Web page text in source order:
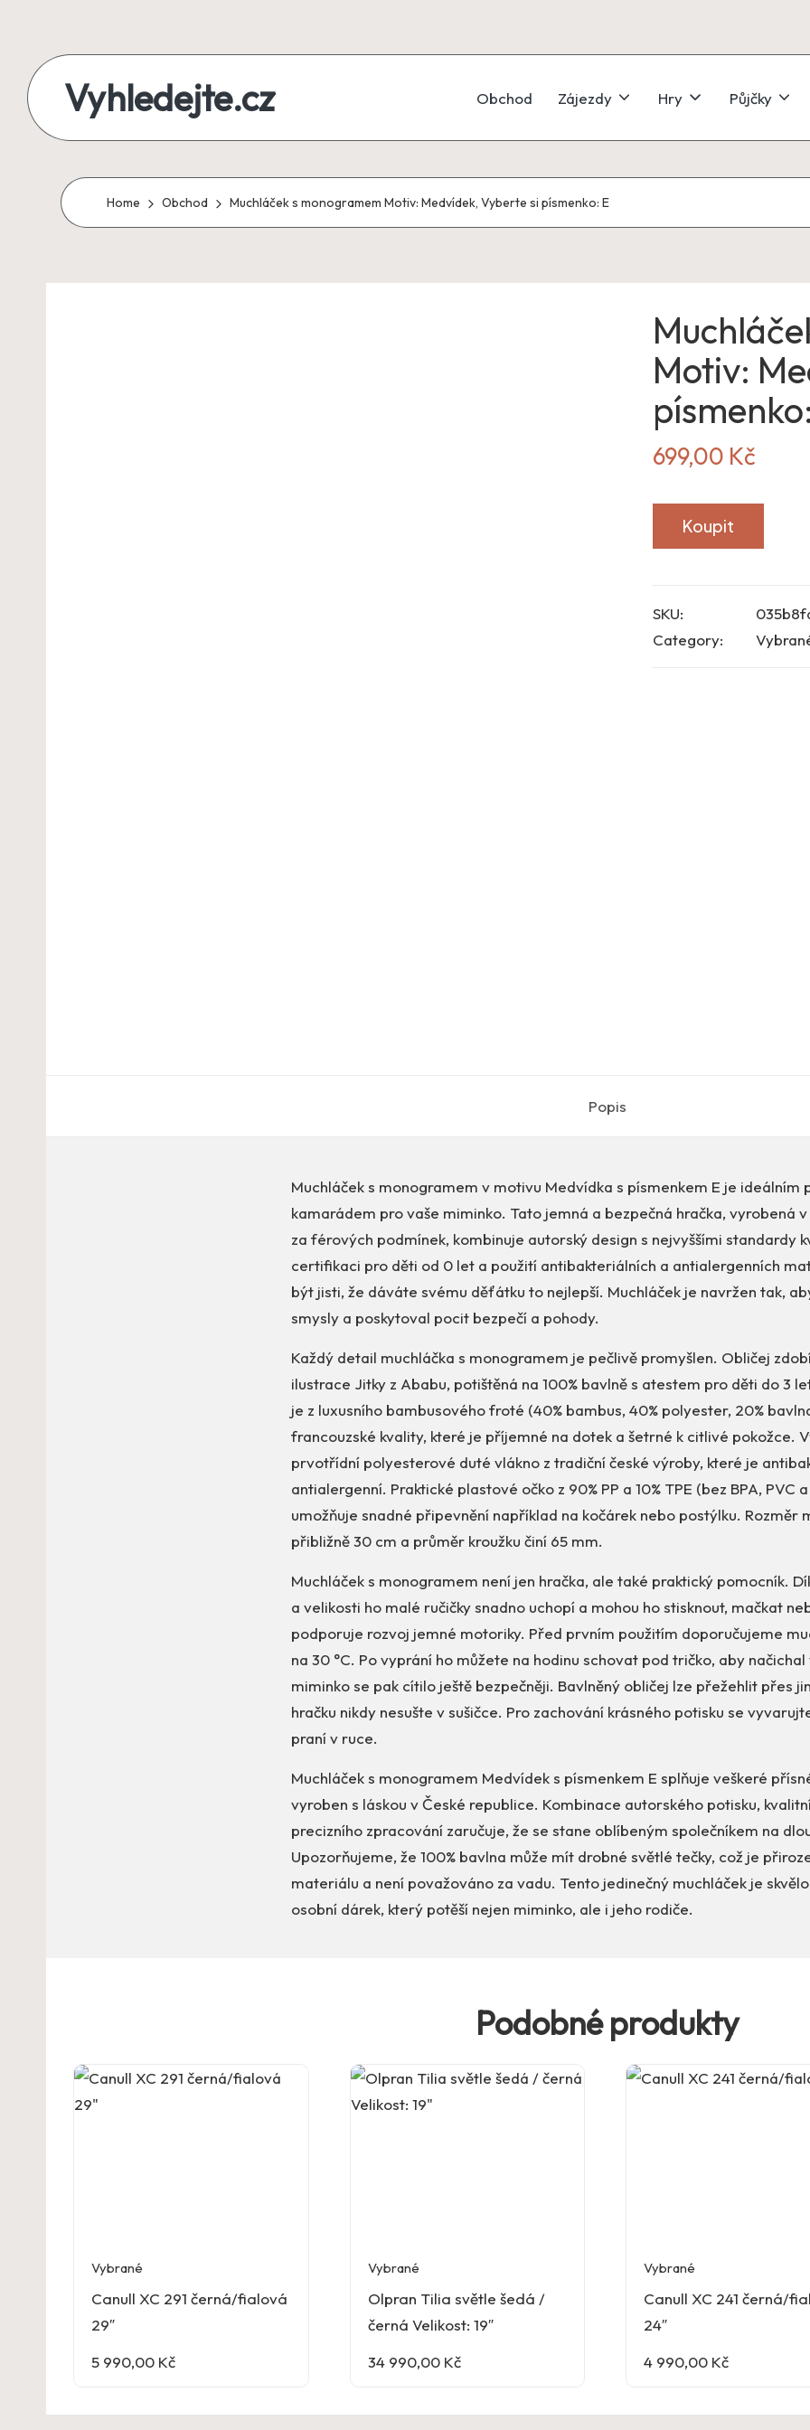
content
Vyhledejte.cz
produkty
i
Obchod Zájezdy Hry Půjčky
Home Obchod Muchláček s monogramem Motiv: Medvídek, Vyberte si písmenko: E
Motiv:
699,00 Kč
Koupit
SKU:
Category:
Popis
Muchláček s monogramem v motivu Medvídka s písmenkem E je ideálním
kamarádem pro vaše miminko. Tato jemná a bezpečná hračka, vyrobená
za férových podmínek, kombinuje autorský design s nejvyššími standardy
certifikaci pro děti od 0 let a použití antibakteriálních a antialergenních
být jisti, že dáváte svému děťátku to nejlepší. Muchláček je navržen tak,
smysly a poskytoval pocit bezpečí a pohody.
Každý detail muchláčka s monogramem je pečlivě promyšlen. Obličej
ilustrace Jitky z Ababu, potištěná na 100% bavlně s atestem pro děti do 3
je z luxusního bambusového froté (40% bambus, 40% polyester, 20%
francouzské kvality, které je příjemné na dotek a šetrné k citlivé pokožce.
prvotřídní polyesterové duté vlákno z tradiční české výroby, které je
antialergenní. Praktické plastové očko z 90% PP a 10% TPE (bez BPA, PVC
umožňuje snadné připevnění například na kočárek nebo postýlku. Rozměr
přibližně 30 cm a průměr kroužku činí 65 mm.
Muchláček s monogramem není jen hračka, ale také praktický pomocník.
a velikosti ho malé ručičky snadno uchopí a mohou ho stisknout, mačkat
podporuje rozvoj jemné motoriky. Před prvním použitím doporučujeme
na 30 °C. Po vyprání ho můžete na hodinu schovat pod tričko, aby načichal
miminko se pak cítilo ještě bezpečněji. Bavlněný obličej lze přežehlit přes
hračku nikdy nesušte v sušičce. Pro zachování krásného potisku se
praní v ruce.
Muchláček s monogramem Medvídek s písmenkem E splňuje veškeré
vyroben s láskou v České republice. Kombinace autorského potisku,
precizního zpracování zaručuje, že se stane oblíbeným společníkem na
Upozorňujeme, že 100% bavlna může mít drobné světlé tečky, což je
materiálu a není považováno za vadu. Tento jedinečný muchláček je
osobní dárek, který potěší nejen miminko, ale i jeho rodiče.
Podobné produkty
Vybrané
Canull XC 291 černá/fialová
29″
5 990,00 Kč
Vybrané
Olpran Tilia světle šedá /
černá Velikost: 19″
34 990,00 Kč
Vybrané
Canull XC 241 černá/
24″
4 990,00 Kč